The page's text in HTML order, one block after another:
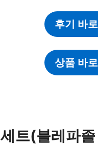
후기 바
상품 바
트(블레파